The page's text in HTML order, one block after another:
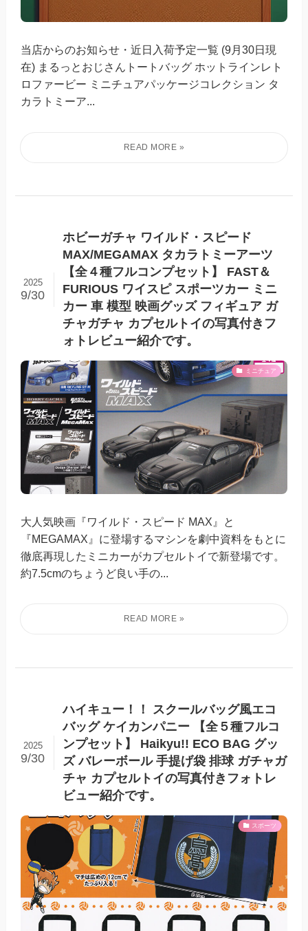
当店からのお知らせ・近日入荷予定一覧 (9月30日現
在) まるっとおじさんトートバッグ ホットラインレト
ロファービー ミニチュアパッケージコレクション タ
カラトミーア...
ホビーガチャ ワイルド・スピード
MAX/MEGAMAX タカラトミーアーツ
【全４種フルコンプセット】 FAST＆
FURIOUS ワイスピ スポーツカー ミニ
カー 車 模型 映画グッズ フィギュア ガ
チャガチャ カプセルトイの写真付きフ
ォトレビュー紹介です。
2025
9/30
ミニチュア
大人気映画『ワイルド・スピード MAX』と
『MEGAMAX』に登場するマシンを劇中資料をもとに
徹底再現したミニカーがカプセルトイで新登場です。
約7.5cmのちょうど良い手の...
ハイキュー！！ スクールバッグ風エコ
バッグ ケイカンパニー 【全５種フルコ
ンプセット】 Haikyu!! ECO BAG グッ
ズ バレーボール 手提げ袋 排球 ガチャガ
チャ カプセルトイの写真付きフォトレ
ビュー紹介です。
2025
9/30
スポーツ